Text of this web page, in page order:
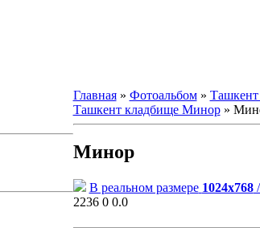
Главная» Фотоальбом»
Ташкент кладбище Минор»
Минор
В реальном размере 1024x768/
2236 0 0.0